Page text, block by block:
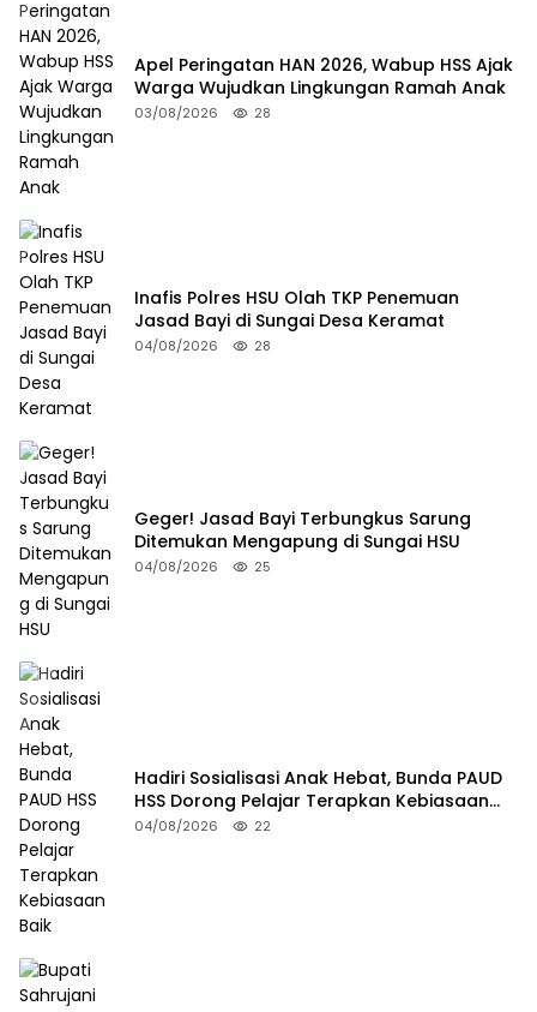
Apel Peringatan HAN 2026, Wabup HSS Ajak
Warga Wujudkan Lingkungan Ramah Anak
03/08/2026 28
Inafis Polres HSU Olah TKP Penemuan
Jasad Bayi di Sungai Desa Keramat
04/08/2026 28
Geger! Jasad Bayi Terbungkus Sarung
Ditemukan Mengapung di Sungai HSU
04/08/2026 25
Hadiri Sosialisasi Anak Hebat, Bunda PAUD
HSS Dorong Pelajar Terapkan Kebiasaan
Baik
04/08/2026 22